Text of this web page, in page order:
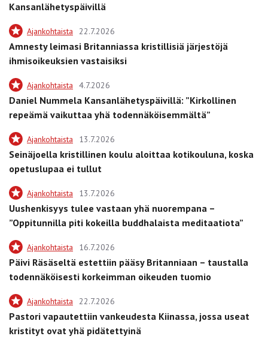
Kansanlähetyspäivillä
Ajankohtaista 22.7.2026
Amnesty leimasi Britanniassa kristillisiä järjestöjä
ihmisoikeuksien vastaisiksi
Ajankohtaista 4.7.2026
Daniel Nummela Kansanlähetyspäivillä: ”Kirkollinen
repeämä vaikuttaa yhä todennäköisemmältä”
Ajankohtaista 13.7.2026
Seinäjoella kristillinen koulu aloittaa kotikouluna, koska
opetuslupaa ei tullut
Ajankohtaista 13.7.2026
Uushenkisyys tulee vastaan yhä nuorempana –
”Oppitunnilla piti kokeilla buddhalaista meditaatiota”
Ajankohtaista 16.7.2026
Päivi Räsäseltä estettiin pääsy Britanniaan – taustalla
todennäköisesti korkeimman oikeuden tuomio
Ajankohtaista 22.7.2026
Pastori vapautettiin vankeudesta Kiinassa, jossa useat
kristityt ovat yhä pidätettyinä